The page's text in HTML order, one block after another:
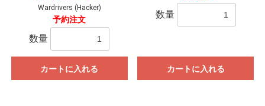
Wardrivers (Hacker)
予約注文
数量
カートに入れる
数量
カートに入れる